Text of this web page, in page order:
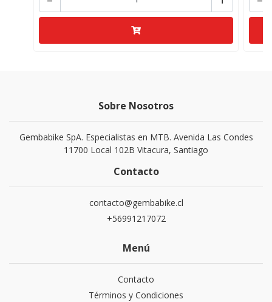
Sobre Nosotros
Gembabike SpA. Especialistas en MTB. Avenida Las Condes
11700 Local 102B Vitacura, Santiago
Contacto
contacto@gembabike.cl
+56991217072
Menú
Contacto
Términos y Condiciones